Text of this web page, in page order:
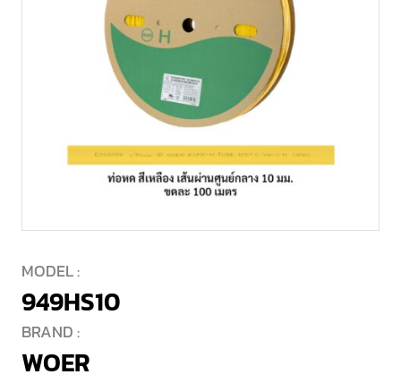
MODEL :
949HS10
BRAND :
WOER